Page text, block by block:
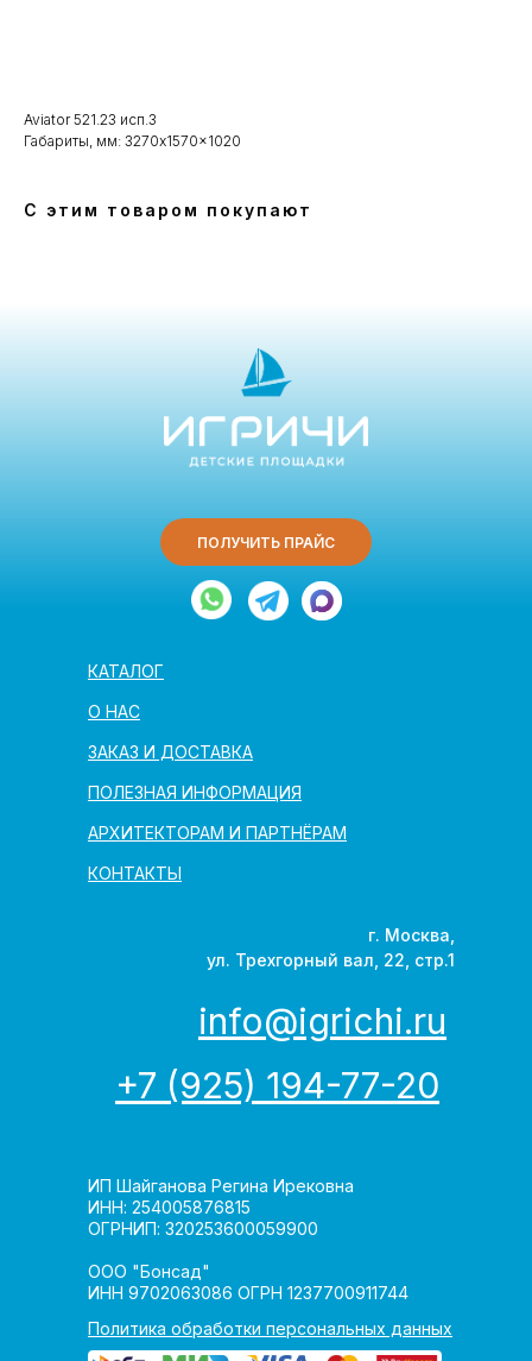
Aviator 521.23 исп.3
Габариты, мм: 3270x1570x1020
С этим товаром покупают
АРХИТЕКТОРАМ И ПАРТНЁРАМ
КОНТАКТЫ
ПОЛЕЗНАЯ ИНФОРМАЦИЯ
ЗАКАЗ И ДОСТАВКА
О НАС
КАТАЛОГ
Политика обработки персональных данных
г. Москва,
ул. Трехгорный вал, 22, стр.1
ПОЛУЧИТЬ ПРАЙС
ИП Шайганова Регина Ирековна
ИНН: 254005876815
ОГРНИП: 320253600059900
ООО "Бонсад"
ИНН 9702063086 ОГРН 1237700911744
+7 (925) 194-77-20
info@igrichi.ru